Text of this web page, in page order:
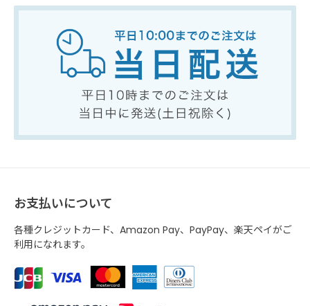
お支払いについて
各種クレジットカード、Amazon Pay、PayPay、楽天ペイがご
利用になれます。